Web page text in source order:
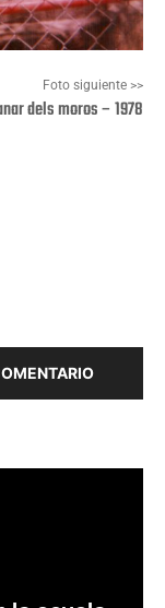
Foto siguiente >>
dels moros – 1978